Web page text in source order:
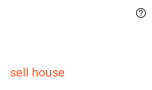

sell house